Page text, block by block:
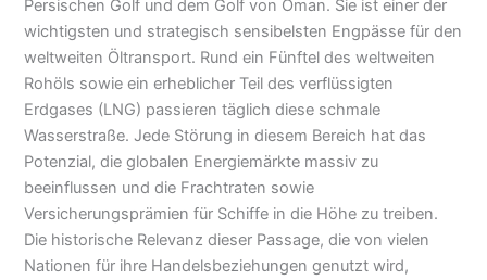
Persischen Golf und dem Golf von Oman. Sie ist einer der
wichtigsten und strategisch sensibelsten Engpässe für den
weltweiten Öltransport. Rund ein Fünftel des weltweiten
Rohöls sowie ein erheblicher Teil des verflüssigten
Erdgases (LNG) passieren täglich diese schmale
Wasserstraße. Jede Störung in diesem Bereich hat das
Potenzial, die globalen Energiemärkte massiv zu
beeinflussen und die Frachtraten sowie
Versicherungsprämien für Schiffe in die Höhe zu treiben.
Die historische Relevanz dieser Passage, die von vielen
Nationen für ihre Handelsbeziehungen genutzt wird,